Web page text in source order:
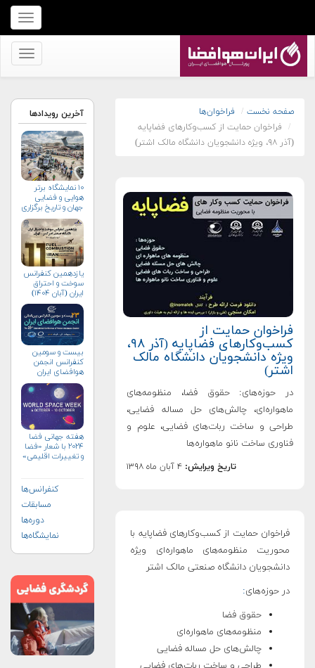
برای
نمایش
منو
برای
کنید
صفحه نخست
فراخوان‌ها
فراخوان حمایت از کسب‌وکارهای فضاپایه
(آذر ۹۸، ویژه دانشجویان دانشگاه مالک اشتر)
فراخوان حمایت از
کسب‌وکارهای فضاپایه (آذر ۹۸،
ویژه دانشجویان دانشگاه مالک
اشتر)
در حوزه‌های: حقوق فضا، منظومه‌های
ماهواره‌ای، چالش‌های حل مساله فضایی،
طراحی و ساخت ربات‌های فضایی، علوم و
فناوری ساخت نانو ماهواره‌ها
تاریخ ویرایش: ۴ آبان ماه ۱۳۹۸
فراخوان حمایت از کسب‌و‌کارهای فضاپایه با
محوریت منظومه‌های ماهواره‌ای ویژه
دانشجویان دانشگاه صنعتی مالک اشتر
در حوزه‌های:
حقوق فضا
منظومه‌های ماهواره‌ای
چالش‌های حل مساله فضایی
آخرین رویدادها
۱۰ نمایشگاه برتر
هوایی و فضایی
جهان و تاریخ برگزاری
آن‌ها
یازدهمین کنفرانس
سوخت و احتراق
ایران (آبان‌ ۱۴۰۴)
بیست و سومین
کنفرانس انجمن
هوافضای ايران
هفته جهانی فضا
۲۰۲۴ با شعار «فضا
و تغییرات اقلیمی»
کنفرانس‌ها
مسابقات
دوره‌ها
نمایشگاه‌ها